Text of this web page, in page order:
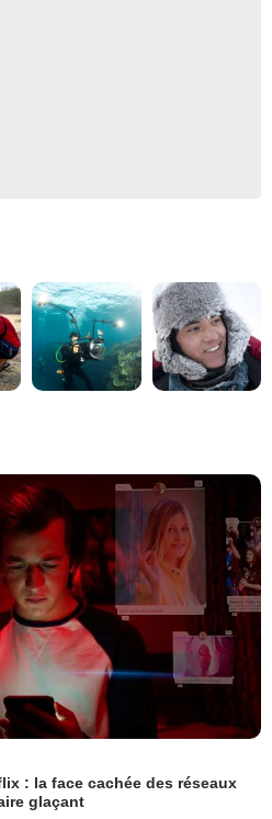
: la face cachée des réseaux
glaçant